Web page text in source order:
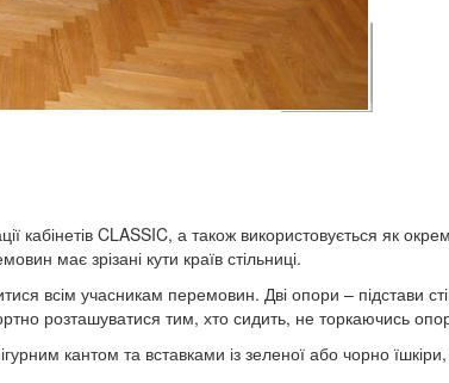
кабінетів CLASSIC, а також використовується як
має зрізані кути країв стільниці.
всім учасникам перемовин. Дві опори – підстави
розташуватися тим, хто сидить, не торкаючись
кантом та вставками із зеленої або чорно